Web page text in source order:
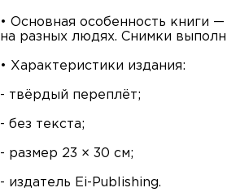
• Основная особенность книги
на разных людях. Снимки
• Характеристики издания:
- твёрдый переплёт;
- без текста;
- размер 23 × 30 см;
- издатель Ei-Publishing.